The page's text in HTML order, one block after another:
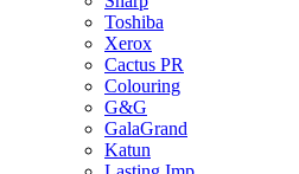
Toshiba
Xerox
Cactus PR
Colouring
G&G
GalaGrand
Katun